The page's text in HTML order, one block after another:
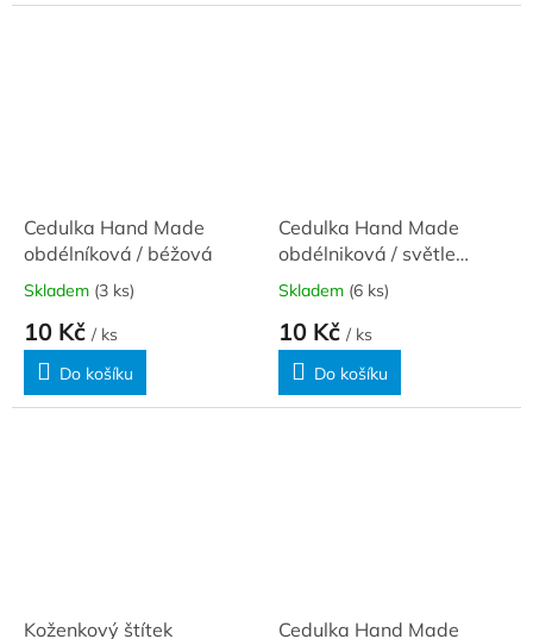
Cedulka Hand Made
obdélníková / béžová
Skladem (3 ks)
10 Kč / ks
Do košíku
Cedulka Hand Made
obdélniková / světle
hnědá
Skladem (6 ks)
10 Kč / ks
Do košíku
Koženkový štítek
Cedulka Hand Made